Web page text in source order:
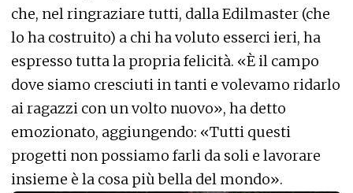
che, nel ringraziare tutti, dalla Edilmaster (che
lo ha costruito) a chi ha voluto esserci ieri, ha
espresso tutta la propria felicità. «È il campo
dove siamo cresciuti in tanti e volevamo ridarlo
ai ragazzi con un volto nuovo», ha detto
emozionato, aggiungendo: «Tutti questi
progetti non possiamo farli da soli e lavorare
insieme è la cosa più bella del mondo».